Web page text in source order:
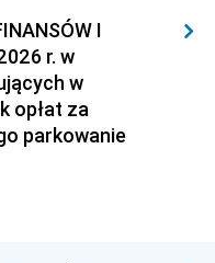
I
r. w
w
opłat za
parkowanie